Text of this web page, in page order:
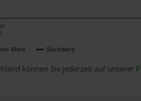
Ware Sackware
können Sie jederzeit auf unserer